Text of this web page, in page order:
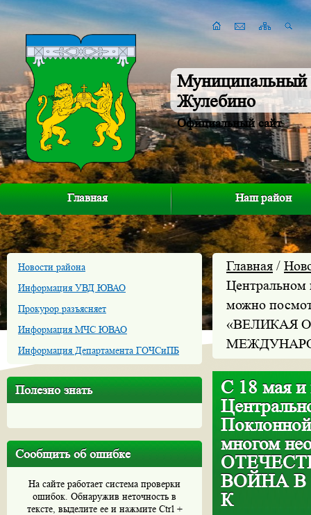
Муниципальный
Жулебино
Официальный сайт
Главная Наш район
Новости района
Информация УВД ЮВАО
Прокурор разъясняет
Информация МЧС ЮВАО
Информация Департамента ГОЧСиПБ
Полезно знать
Сообщить об ошибке
На сайте работает система проверки
ошибок. Обнаружив неточность в
тексте, выделите ее и нажмите Ctrl +
Главная /
Центральном
можно
«ВЕЛИКАЯ
С 18 мая и
многом
ВОЙНА
К